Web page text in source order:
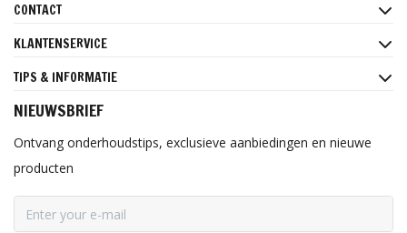
CONTACT
KLANTENSERVICE
TIPS & INFORMATIE
NIEUWSBRIEF
Ontvang onderhoudstips, exclusieve aanbiedingen en nieuwe
producten